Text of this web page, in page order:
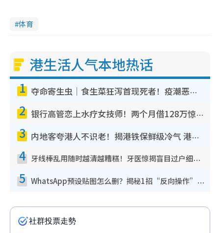
体育
港生活人气本地热话
1 夺命寄生虫｜食生菜狂泻首现死者！疫潮恶化录1.8万宗病例 揭洗菜3大谬误
2 银行高管恋上水疗女技师！两个月借128万惊觉“沉船”沉落火海 揭背后疑似邪教操控卖淫
3 内地客夸港人不识老！揭港铁保鲜级冷气 港人求放过：别投诉
4 牙线棒乱用随时越清越糟糕！牙医惊揭盲目过户细菌恐致蛀牙：这种才是日常真保养
5 WhatsApp预设贴图怎么删？揭秘1招“反向操作”还原简洁界面 附3步实测教程